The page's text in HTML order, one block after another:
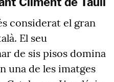
considerat el gran
El seu
de sis pisos domina
una de les imatges